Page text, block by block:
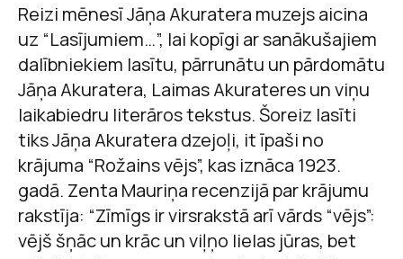
Reizi mēnesī Jāņa Akuratera muzejs aicina
uz “Lasījumiem…”, lai kopīgi ar sanākušajiem
dalībniekiem lasītu, pārrunātu un pārdomātu
Jāņa Akuratera, Laimas Akurateres un viņu
laikabiedru literāros tekstus. Šoreiz lasīti
tiks Jāņa Akuratera dzejoļi, it īpaši no
krājuma “Rožains vējs”, kas iznāca 1923.
gadā. Zenta Mauriņa recenzijā par krājumu
rakstīja: “Zīmīgs ir virsrakstā arī vārds “vējs”:
vējš šņāc un krāc un viļņo lielas jūras, bet